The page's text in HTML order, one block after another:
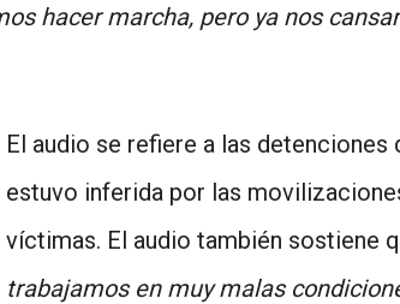
hacer marcha, pero ya nos
El audio se refiere a las
estuvo inferida por las
víctimas. El audio también sostiene
trabajamos en muy malas